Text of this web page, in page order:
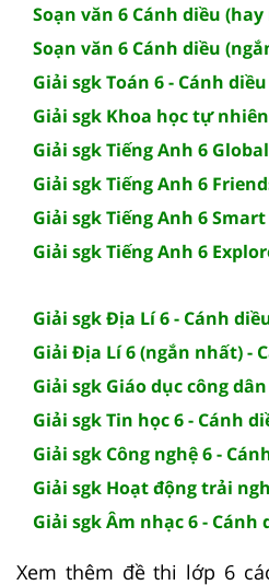
Soạn văn 6 Cánh diều
Soạn văn 6 Cánh diều
Giải sgk Toán 6 - Cánh diều
Giải sgk Khoa học tự
Giải sgk Tiếng Anh 6
Giải sgk Tiếng Anh 6
Giải sgk Tiếng Anh 6
Giải sgk Tiếng Anh 6
Giải sgk Địa Lí 6 - Cánh
Giải Địa Lí 6 (ngắn nhất) -
Giải sgk Giáo dục công
Giải sgk Tin học 6 - Cánh
Giải sgk Công nghệ 6 -
Giải sgk Hoạt động trải
Giải sgk Âm nhạc 6 - Cánh
Xem thêm đề thi lớp 6